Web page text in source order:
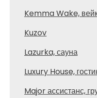
Kemma Wake,
Kuzov
Lazurka, сауна
Luxury House,
Major ассистанс,